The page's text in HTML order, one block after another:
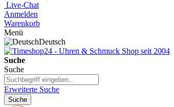
Live-Chat
Anmelden
Warenkorb
Menü
Deutsch
Suche
Suche
Erweiterte Suche
Suche